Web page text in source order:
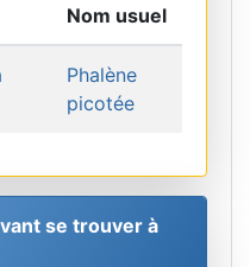
Nom usuel
Phalène
picotée
se trouver à